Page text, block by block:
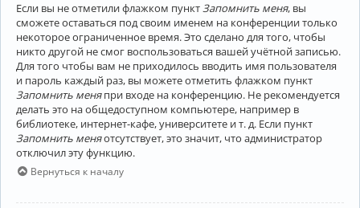
Если вы не отметили флажком пунктЗапомнить меня, вы
сможете оставаться под своим именем на конференции только
некоторое ограниченное время. Это сделано для того, чтобы
никто другой не смог воспользоваться вашей учётной записью.
Для того чтобы вам не приходилось вводить имя пользователя
и пароль каждый раз, вы можете отметить флажком пункт
Запомнить меняпри входе на конференцию. Не рекомендуется
делать это на общедоступном компьютере, например в
библиотеке, интернет-кафе, университете и т. д. Если пункт
Запомнить меняотсутствует, это значит, что администратор
отключил эту функцию.
Вернуться к началу